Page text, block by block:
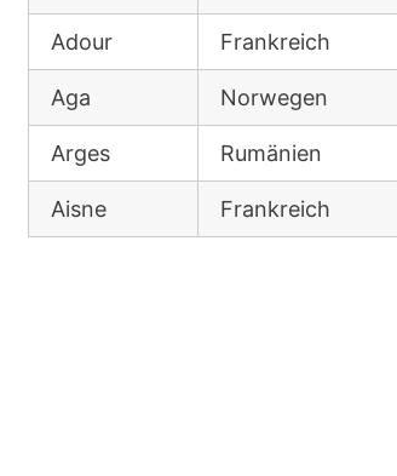
Adour Frankreich
Aga Norwegen
Arges Rumänien
Aisne Frankreich